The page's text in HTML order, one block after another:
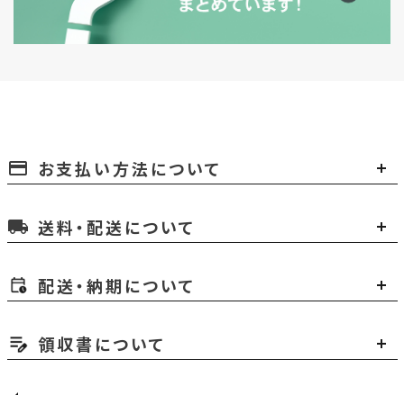
payment お支払い方法について
local_shipping 送料・配送について
配送・納期について
領収書について